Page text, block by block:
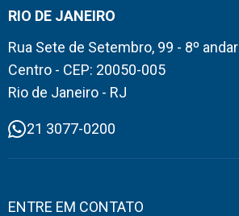
RIO DE JANEIRO
Rua Sete de Setembro, 99 - 8º andar
Centro - CEP: 20050-005
Rio de Janeiro - RJ
21 3077-0200
ENTRE EM CONTATO